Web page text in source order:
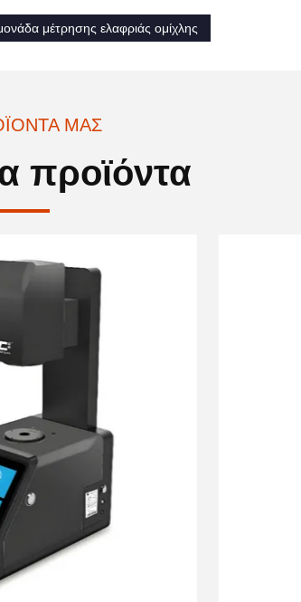
μέτρησης ελαφριάς ομίχλης
ΜΑΣ
προϊόντα